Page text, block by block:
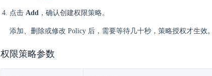
点击 Add ，确认创建权限策略。
添加、删除或修改 Policy 后，需要等待几十秒，策略授权才生效。
权限策略参数